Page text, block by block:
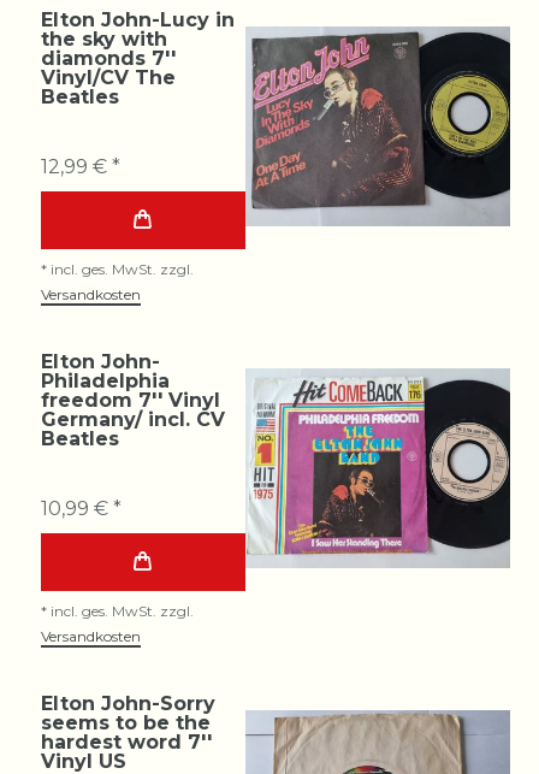
Elton John-Lucy in
the sky with
diamonds 7''
Vinyl/CV The
Beatles
12,99 € *
* incl. ges. MwSt. zzgl.
Versandkosten
Elton John-
Philadelphia
freedom 7'' Vinyl
Germany/ incl. CV
Beatles
10,99 € *
* incl. ges. MwSt. zzgl.
Versandkosten
Elton John-Sorry
seems to be the
hardest word 7''
Vinyl US